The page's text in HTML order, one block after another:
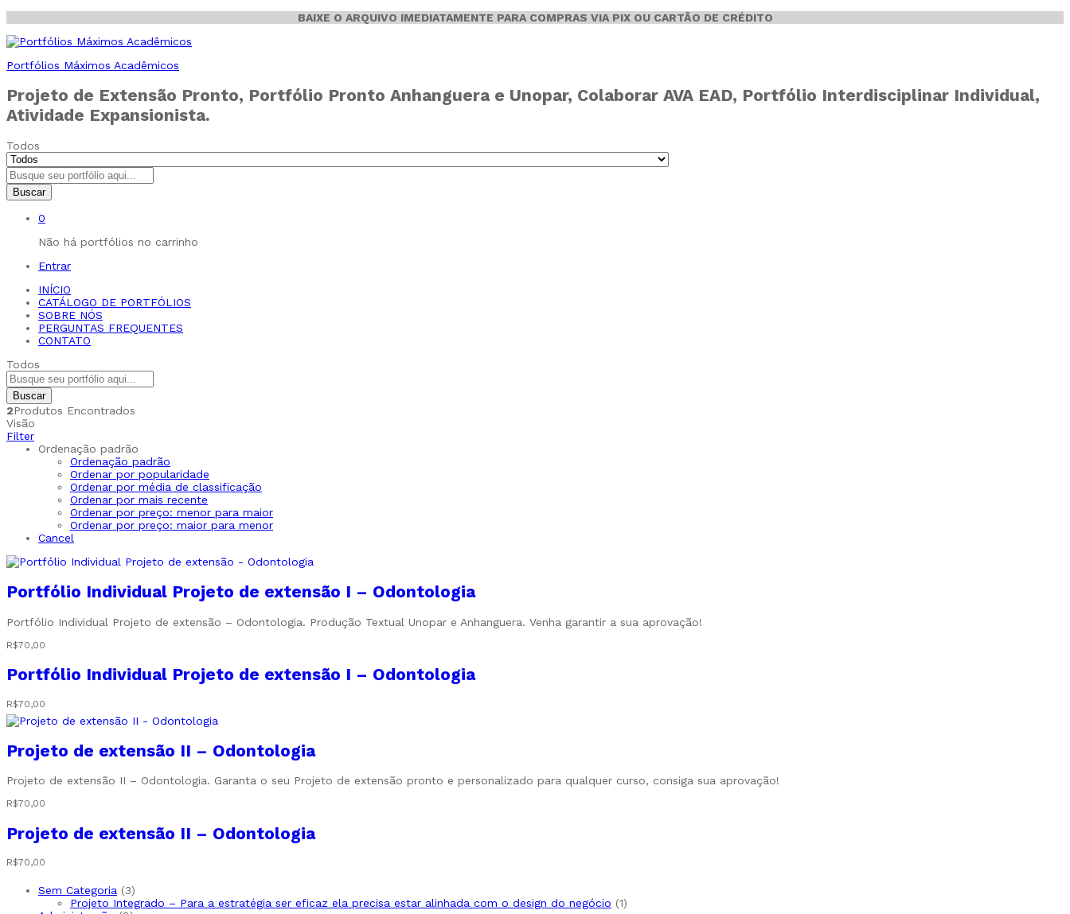
BAIXE O ARQUIVO IMEDIATAMENTE PARA COMPRAS VIA PIX OU CARTÃO DE CRÉDITO
Portfólios Máximos Acadêmicos
Projeto de Extensão Pronto, Portfólio Pronto Anhanguera e Unopar, Colaborar AVA EAD, Portfólio Interdisciplinar Individual,
Atividade Expansionista.
Todos
Buscar
0
Não há portfólios no carrinho
Entrar
INÍCIO
CATÁLOGO DE PORTFÓLIOS
SOBRE NÓS
PERGUNTAS FREQUENTES
CONTATO
Todos
Buscar
2Produtos Encontrados
Visão
Filter
Ordenação padrão
Ordenação padrão
Ordenar por popularidade
Ordenar por média de classificação
Ordenar por mais recente
Ordenar por preço: menor para maior
Ordenar por preço: maior para menor
Cancel
Portfólio Individual Projeto de extensão I – Odontologia
Portfólio Individual Projeto de extensão – Odontologia. Produção Textual Unopar e Anhanguera. Venha garantir a sua aprovação!
R$70,00
Portfólio Individual Projeto de extensão I – Odontologia
R$70,00
Projeto de extensão II – Odontologia
Projeto de extensão II – Odontologia. Garanta o seu Projeto de extensão pronto e personalizado para qualquer curso, consiga sua aprovação!
R$70,00
Projeto de extensão II – Odontologia
R$70,00
Sem Categoria
3
Projeto Integrado – Para a estratégia ser eficaz ela precisa estar alinhada com o design do negócio
1